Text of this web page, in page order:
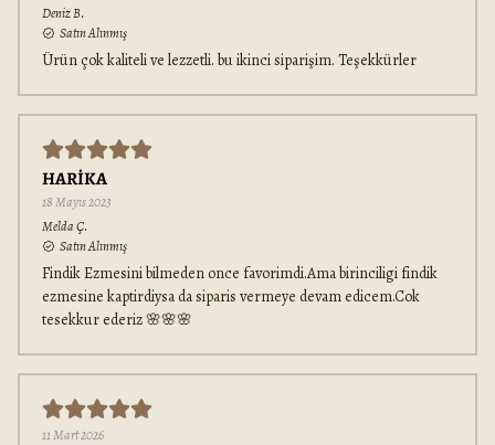
DenizB.
Satın Alınmış
Ürün çok kaliteli ve lezzetli. bu ikinci siparişim. Teşekkürler
HARİKA
18 Mayıs 2023
MeldaÇ.
Satın Alınmış
Findik Ezmesini bilmeden once favorimdi.Ama birinciligi findik
ezmesine kaptirdiysa da siparis vermeye devam edicem.Cok
tesekkur ederiz 🌸🌸🌸
11 Mart 2026